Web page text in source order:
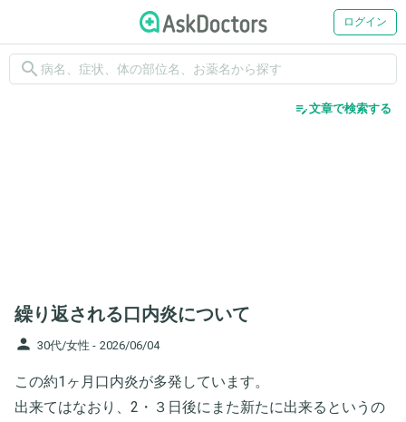
ログイン
search
edit_note文章で検索する
繰り返される口内炎について
person 30代/女性 - 2026/06/04
この約1ヶ月口内炎が多発しています。
出来てはなおり、2・３日後にまた新たに出来るというの